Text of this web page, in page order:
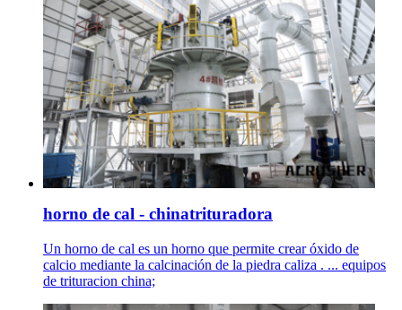
horno de cal - chinatrituradora
Un horno de cal es un horno que permite crear óxido de
calcio mediante la calcinación de la piedra caliza . ... equipos
de trituracion china;